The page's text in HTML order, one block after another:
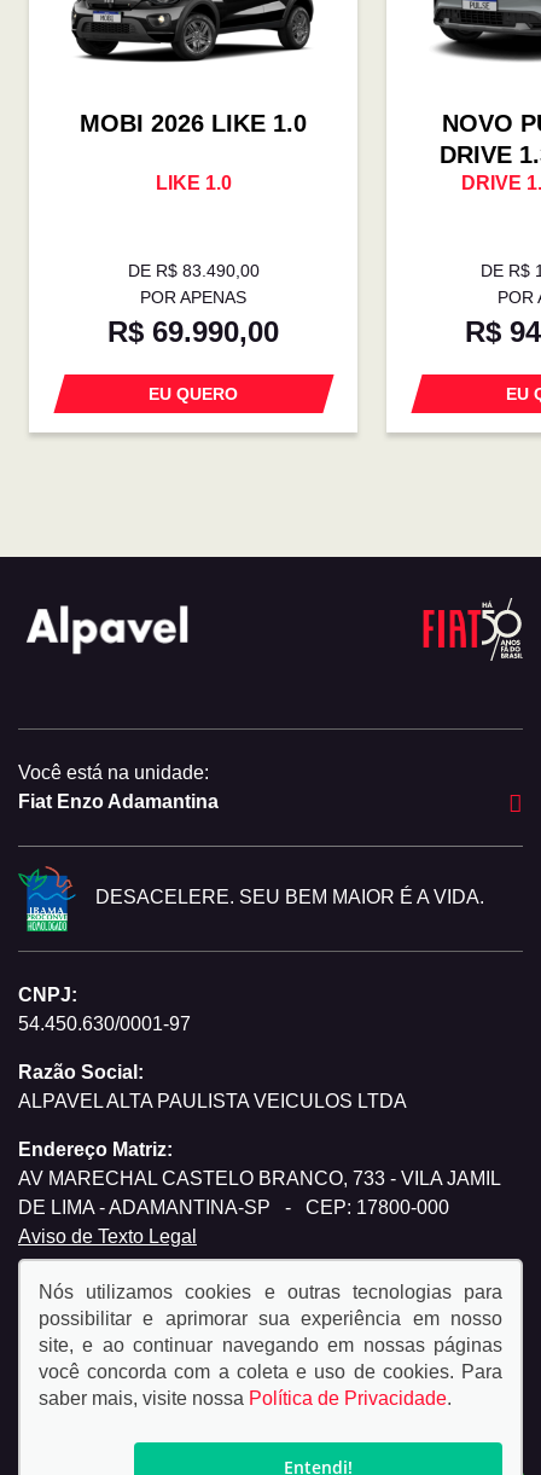
MOBI 2026 LIKE 1.0
LIKE 1.0
DE R$ 83.490,00
POR APENAS
R$ 69.990,00
EU QUERO
NOVO
DRIVE
DRIVE
DE R$
POR
R$
EU
Você está na unidade:
Fiat Enzo Adamantina
DESACELERE. SEU BEM MAIOR É A VIDA.
CNPJ:
54.450.630/0001-97
Razão Social:
ALPAVEL ALTA PAULISTA VEICULOS LTDA
Endereço Matriz:
AV MARECHAL CASTELO BRANCO, 733 - VILA JAMIL
DE LIMA - ADAMANTINA-SP
-
CEP: 17800-000
Aviso de Texto Legal
© Copyright 2026
privacidade.
Nós utilizamos cookies e outras tecnologias para
possibilitar e aprimorar sua experiência em nosso
site, e ao continuar navegando em nossas páginas
você concorda com a coleta e uso de cookies. Para
saber mais, visite nossa Política de Privacidade.
Entendi!